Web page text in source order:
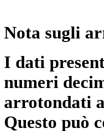
Nota sugli
I dati
numeri
arrotondati
Questo può